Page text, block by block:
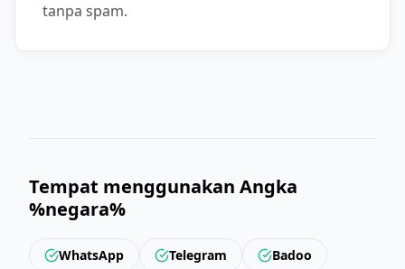
tanpa spam.
Tempat menggunakan Angka
%negara%
WhatsApp Telegram
Badoo